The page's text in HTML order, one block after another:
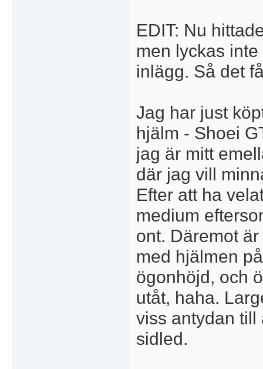
EDIT: Nu
men lyckas
inlägg. Så det
Jag har just
hjälm - Shoei
jag är mitt
där jag vill
Efter att ha
medium
ont. Däremot
med hjälmen
ögonhöjd, och
utåt, haha.
viss antydan till
sidled.